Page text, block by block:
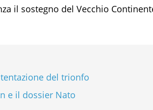
il sostegno del Vecchio
del trionfo
e il dossier Nato